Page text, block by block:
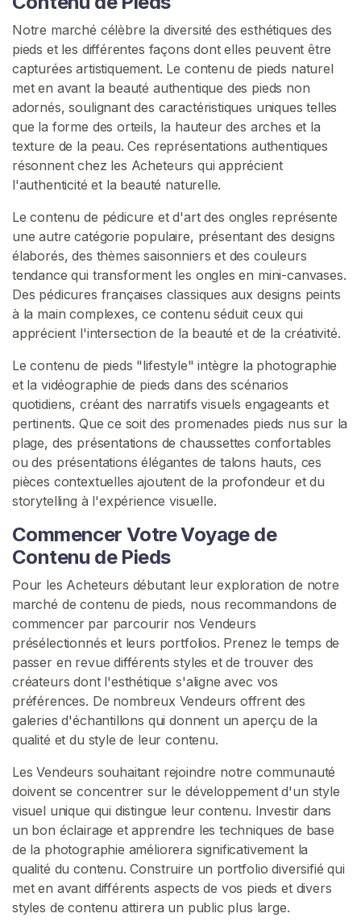
Notre marché célèbre la diversité des esthétiques des
pieds et les différentes façons dont elles peuvent être
capturées artistiquement. Le contenu de pieds naturel
met en avant la beauté authentique des pieds non
adornés, soulignant des caractéristiques uniques telles
que la forme des orteils, la hauteur des arches et la
texture de la peau. Ces représentations authentiques
résonnent chez les Acheteurs qui apprécient
l'authenticité et la beauté naturelle.
Le contenu de pédicure et d'art des ongles représente
une autre catégorie populaire, présentant des designs
élaborés, des thèmes saisonniers et des couleurs
tendance qui transforment les ongles en mini-canvases.
Des pédicures françaises classiques aux designs peints
à la main complexes, ce contenu séduit ceux qui
apprécient l'intersection de la beauté et de la créativité.
Le contenu de pieds "lifestyle" intègre la photographie
et la vidéographie de pieds dans des scénarios
quotidiens, créant des narratifs visuels engageants et
pertinents. Que ce soit des promenades pieds nus sur la
plage, des présentations de chaussettes confortables
ou des présentations élégantes de talons hauts, ces
pièces contextuelles ajoutent de la profondeur et du
storytelling à l'expérience visuelle.
Commencer Votre Voyage de
Contenu de Pieds
Pour les Acheteurs débutant leur exploration de notre
marché de contenu de pieds, nous recommandons de
commencer par parcourir nos Vendeurs
présélectionnés et leurs portfolios. Prenez le temps de
passer en revue différents styles et de trouver des
créateurs dont l'esthétique s'aligne avec vos
préférences. De nombreux Vendeurs offrent des
galeries d'échantillons qui donnent un aperçu de la
qualité et du style de leur contenu.
Les Vendeurs souhaitant rejoindre notre communauté
doivent se concentrer sur le développement d'un style
visuel unique qui distingue leur contenu. Investir dans
un bon éclairage et apprendre les techniques de base
de la photographie améliorera significativement la
qualité du contenu. Construire un portfolio diversifié qui
met en avant différents aspects de vos pieds et divers
styles de contenu attirera un public plus large.
é
F
é
t
i
c
h
i
s
t
D
e
s
P
i
e
d
s
R
C
H
E
R
C
H
R
C
o
n
t
a
c
/
S
u
p
p
o
r
t